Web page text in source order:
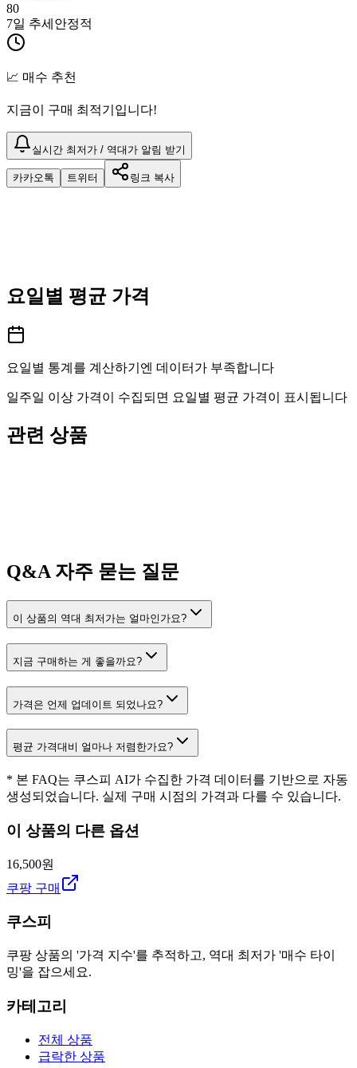
80
7일 추세 안정적
📈 매수 추천
지금이 구매 최적기입니다!
실시간 최저가 / 역대가 알림 받기
카카오톡 트위터 링크 복사
요일별 평균 가격
요일별 통계를 계산하기엔 데이터가 부족합니다
일주일 이상 가격이 수집되면 요일별 평균 가격이 표시됩니다
관련 상품
Q&A자주 묻는 질문
이 상품의 역대 최저가는 얼마인가요?
지금 구매하는 게 좋을까요?
가격은 언제 업데이트 되었나요?
평균 가격대비 얼마나 저렴한가요?
* 본 FAQ는 쿠스피 AI가 수집한 가격 데이터를 기반으로 자동
생성되었습니다. 실제 구매 시점의 가격과 다를 수 있습니다.
이 상품의 다른 옵션
16,500원
쿠팡 구매
쿠스피
쿠팡 상품의 '가격 지수'를 추적하고, 역대 최저가 '매수 타이
밍'을 잡으세요.
카테고리
전체 상품
급락한 상품